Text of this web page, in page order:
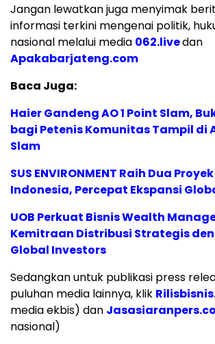
Jangan lewatkan juga menyimak
informasi terkini mengenai politik,
nasional melalui media 062.livedan
Apakabarjateng.com
Baca Juga:
Haier Gandeng AO 1 Point Slam,
bagi Petenis Komunitas Tampil di
Slam
SUS ENVIRONMENT Raih Dua
Indonesia, Percepat Ekspansi
UOB Perkuat Bisnis Wealth
Kemitraan Distribusi Strategis
Global Investors
Sedangkan untuk publikasi press
puluhan media lainnya, klik
media ekbis) dan
nasional)